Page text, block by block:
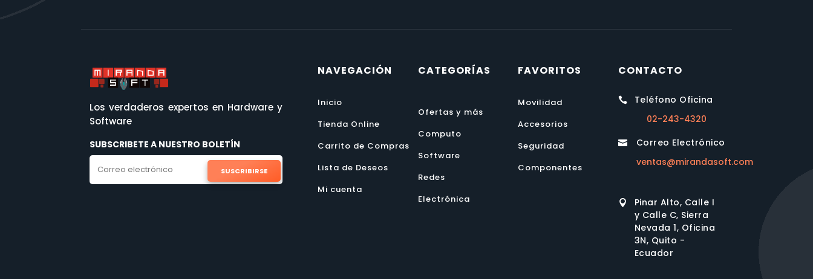
Los verdaderos expertos en Hardware y
Software
SUBSCRIBETE A NUESTRO BOLETÍN
SUSCRIBIRSE
NAVEGACIÓN
Inicio
Tienda Online
Carrito de Compras
Lista de Deseos
Mi cuenta
CATEGORÍAS
Ofertas y más
Computo
Software
Redes
Electrónica
FAVORITOS
Movilidad
Accesorios
Seguridad
Componentes
CONTACTO

Teléfono Oficina
02-243-4320

Correo Electrónico
ventas@mirandasoft.com

Pinar Alto, Calle I
y Calle C, Sierra
Nevada 1, Oficina
3N, Quito -
Ecuador